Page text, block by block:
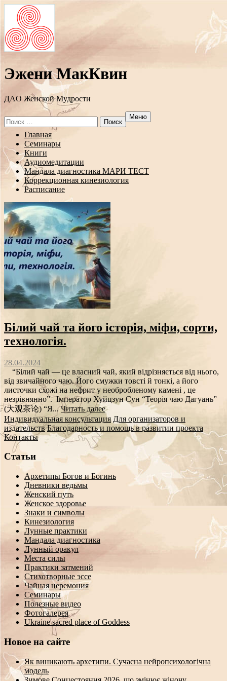
Эжени МакКвин
ДAO Женской Мудрости
Search
for:
Меню
Перейти
содержанию
Главная
Семинары
Книги
Аудиомедитации
Мандала диагностика МАРИ ТЕСТ
Коррекционная кинезиология
Расписание
Білий чай та його історія, міфи, сорти,
технологія.
28.04.2024
“Білий чай — це власний чай, який відрізняється від нього,
від звичайного чаю. Його смужки товсті й тонкі, а його
листочки схожі на нефрит у необробленому камені , це
незрівнянно”. Імператор Хуйцзун Сун “Теорія чаю Дагуань”
(大观茶论) “Я...Читать далее
Индивидуальная консультация Для организаторов и
издательств Благодарность и помощь в развитии проекта
Контакты
Статьи
Архетипы Богов и Богинь
Дневники ведьмы
Женский путь
Женское здоровье
Знаки и символы
Кинезиология
Лунные практики
Мандала диагностика
Лунный оракул
Места силы
Практики затмений
Стихотворные эссе
Чайная церемония
Семинары
Полезные видео
Фотогалерея
Ukraine sacred place of Goddess
Новое на сайте
Як виникають архетипи. Сучасна нейропсихологічна
модель